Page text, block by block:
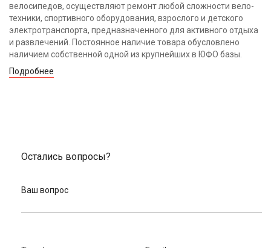
велосипедов, осуществляют ремонт любой сложности вело-
техники, спортивного оборудования, взрослого и детского
электротранспорта, предназначенного для активного отдыха
и развлечений. Постоянное наличие товара обусловлено
наличием собственной одной из крупнейших в ЮФО базы.
Подробнее
Остались вопросы?
Ваш вопрос